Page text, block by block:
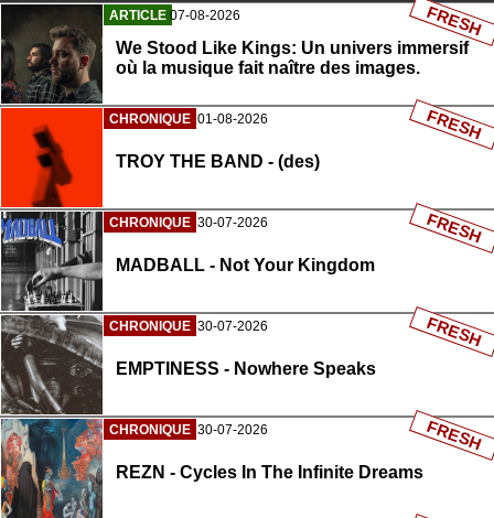
ARTICLE 07-08-2026
We Stood Like Kings: Un univers immersif
où la musique fait naître des images.
FRESH
CHRONIQUE 01-08-2026
TROY THE BAND - (des)
FRESH
CHRONIQUE 30-07-2026
MADBALL - Not Your Kingdom
FRESH
CHRONIQUE 30-07-2026
EMPTINESS - Nowhere Speaks
FRESH
CHRONIQUE 30-07-2026
REZN - Cycles In The Infinite Dreams
FRESH